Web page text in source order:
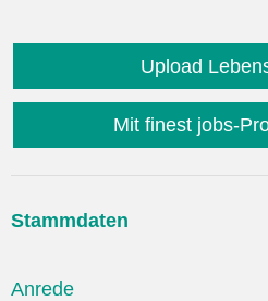
Upload
Mit finest jobs-
Stammdaten
Anrede